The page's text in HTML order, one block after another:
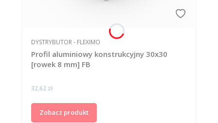
Profil aluminiowy konstrukcyjny 30x30
[rowek 8 mm] FB
PRODUCENT
DYSTRYBUTOR - FLEXIMO
Cena
32,62 zł
Zobacz produkt